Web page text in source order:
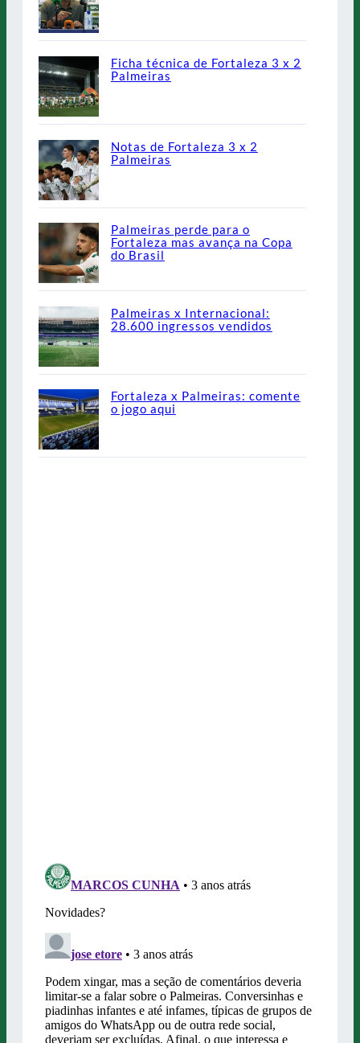
Ficha técnica de Fortaleza 3 x 2
Palmeiras
Notas de Fortaleza 3 x 2
Palmeiras
Palmeiras perde para o
Fortaleza mas avança na Copa
do Brasil
Palmeiras x Internacional:
28.600 ingressos vendidos
Fortaleza x Palmeiras: comente
o jogo aqui